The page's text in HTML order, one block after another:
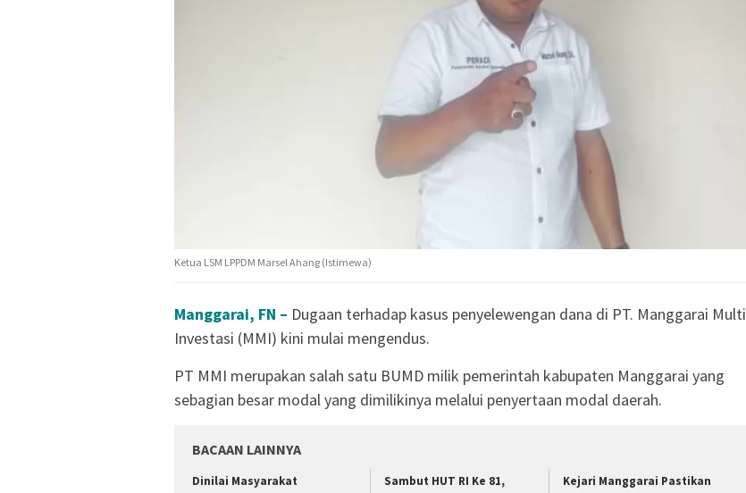
Ketua LSM LPPDM Marsel Ahang (Istimewa)
Manggarai, FN – Dugaan terhadap kasus penyelewengan dana di PT. Manggarai Multi
Investasi (MMI) kini mulai mengendus.
PT MMI merupakan salah satu BUMD milik pemerintah kabupaten Manggarai yang
sebagian besar modal yang dimilikinya melalui penyertaan modal daerah.
BACAAN LAINNYA
Dinilai Masyarakat
Sambut HUT RI Ke 81,
Kejari Manggarai Pastikan